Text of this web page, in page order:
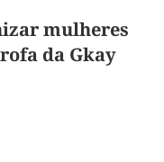
mulheres
da Gkay